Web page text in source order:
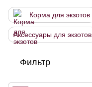
Корма для экзотов
Аксессуары для экзотов
Фильтр